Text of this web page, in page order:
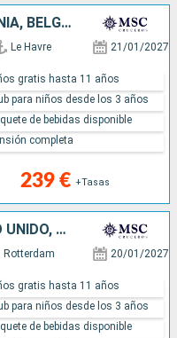
FRANCIA, REINO UNIDO, ALEMANIA, BÉLGICA, PAISES BAJOS
Le Havre 21/01/2027
239 € +Tasas
gratis hasta 11 años
para niños desde los 3 años
de bebidas disponible
completa
PAISES BAJOS, FRANCIA, REINO UNIDO, ALEMANIA, BÉLGICA
Rotterdam 20/01/2027
gratis hasta 11 años
para niños desde los 3 años
de bebidas disponible